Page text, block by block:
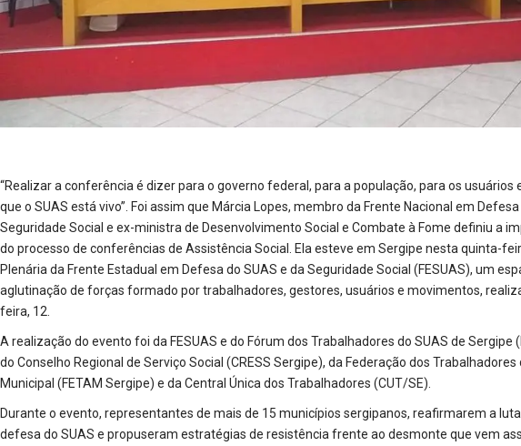
“Realizar a conferência é dizer para o governo federal, para a população, para os usuários
que o SUAS está vivo”. Foi assim que Márcia Lopes, membro da Frente Nacional em Defesa
Seguridade Social e ex-ministra de Desenvolvimento Social e Combate à Fome definiu a
do processo de conferências de Assistência Social. Ela esteve em Sergipe nesta quinta-
Plenária da Frente Estadual em Defesa do SUAS e da Seguridade Social (FESUAS), um
aglutinação de forças formado por trabalhadores, gestores, usuários e movimentos,
feira, 12.
A realização do evento foi da FESUAS e do Fórum dos Trabalhadores do SUAS de Sergipe
do Conselho Regional de Serviço Social (CRESS Sergipe), da Federação dos Trabalhadores
Municipal (FETAM Sergipe) e da Central Única dos Trabalhadores (CUT/SE).
Durante o evento, representantes de mais de 15 municípios sergipanos, reafirmarem a
defesa do SUAS e propuseram estratégias de resistência frente ao desmonte que vem